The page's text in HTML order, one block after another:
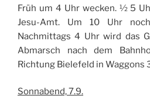
Früh um 4 Uhr wecken. ½ 5
Jesu-Amt. Um 10 Uhr
Nachmittags 4 Uhr wird das
Abmarsch nach dem
Richtung Bielefeld in Waggons
Sonnabend, 7.9.